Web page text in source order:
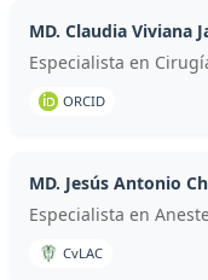
MD. Claudia Viviana
Especialista en
ORCID
MD. Jesús Antonio
Especialista en
CvLAC